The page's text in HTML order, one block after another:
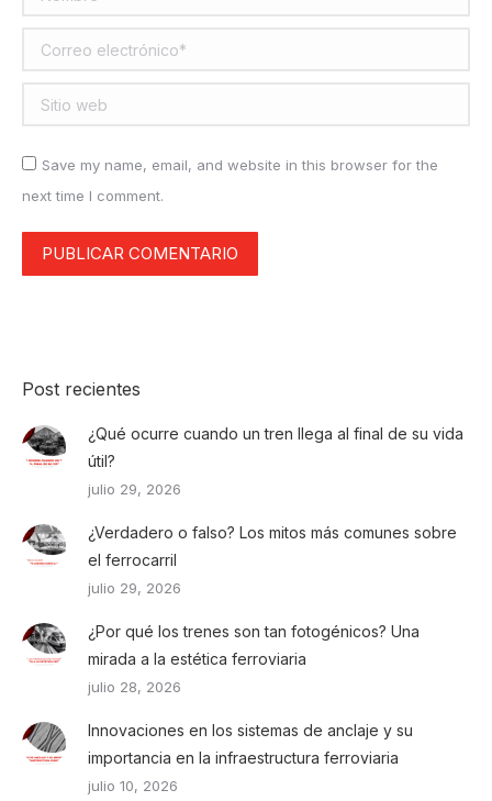
Correo electrónico *
Sitio web
Save my name, email, and website in this browser for the
next time I comment.
PUBLICAR COMENTARIO
Post recientes
¿Qué ocurre cuando un tren llega al final de su vida
útil?
julio 29, 2026
¿Verdadero o falso? Los mitos más comunes sobre
el ferrocarril
julio 29, 2026
¿Por qué los trenes son tan fotogénicos? Una
mirada a la estética ferroviaria
julio 28, 2026
Innovaciones en los sistemas de anclaje y su
importancia en la infraestructura ferroviaria
julio 10, 2026